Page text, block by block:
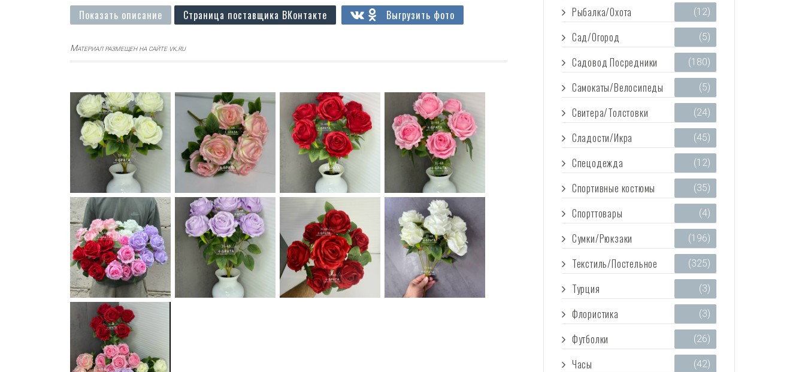
Показать описание Страница поставщика ВКонтакте Выгрузить фото
Материал размещен на сайте vk.ru
Рыбалка/Охота (12)
Сад/Огород (5)
Садовод Посредники (180)
Самокаты/Велосипеды (5)
Свитера/Толстовки (24)
Сладости/Икра (45)
Спецодежда (12)
Спортивные костюмы (35)
Спорттовары (4)
Сумки/Рюкзаки (196)
Текстиль/Постельное (325)
Турция (3)
Флористика (3)
Футболки (26)
Часы (42)